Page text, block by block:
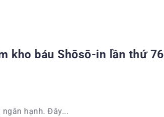
kho báu Shōsō-in lần thứ 76
hạnh. Đây...